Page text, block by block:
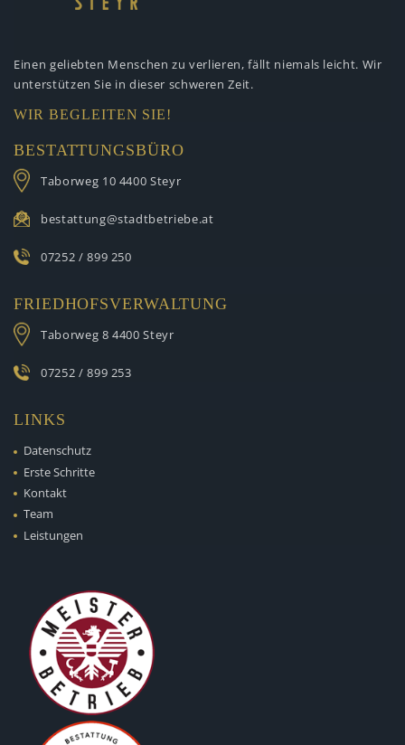
Einen geliebten Menschen zu verlieren, fällt niemals leicht. Wir
unterstützen Sie in dieser schweren Zeit.
WIR BEGLEITEN SIE!
BESTATTUNGSBÜRO
Taborweg 10 4400 Steyr
bestattung@stadtbetriebe.at
07252 / 899 250
FRIEDHOFSVERWALTUNG
Taborweg 8 4400 Steyr
07252 / 899 253
LINKS
Datenschutz
Erste Schritte
Kontakt
Team
Leistungen